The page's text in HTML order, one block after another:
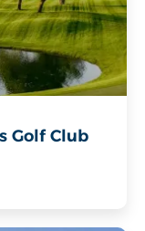
Golf Club